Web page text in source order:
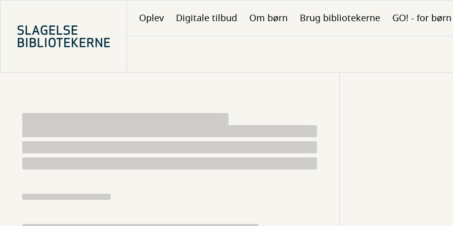
hovedindhold
Oplev Digitale tilbud Om børn Brug bibliotekerne GO! - for børn